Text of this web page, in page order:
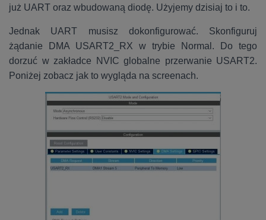
już UART oraz wbudowaną diodę. Użyjemy dzisiaj to i to.
Jednak UART musisz dokonfigurować. Skonfiguruj
żądanie DMA USART2_RX w trybie Normal. Do tego
dorzuć w zakładce NVIC globalne przerwanie USART2.
Poniżej zobacz jak to wygląda na screenach.